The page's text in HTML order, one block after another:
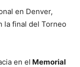
en Denver,
la final del Torneo
en el Memorial